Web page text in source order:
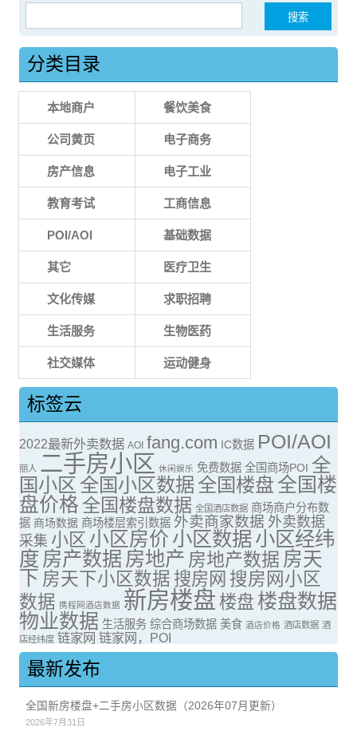
分类目录
本地商户 餐饮美食
公司黄页 电子商务
房产信息 电子工业
教育考试 工商信息
POI/AOI 基础数据
其它 医疗卫生
文化传媒 求职招聘
生活服务 生物医药
社交媒体 运动健身
标签云
2022最新外卖数据 AOI fang.com IC数据 POI/AOI
丽人 二手房小区 休闲娱乐 免费数据 全国商场POI 全
国小区 全国小区数据全国楼盘全国楼
盘价格 全国楼盘数据 全国酒店数据 商场商户分布数
据 商场数据 商场楼层索引数据 外卖商家数据 外卖数据
采集 小区 小区房价 小区数据小区经纬
度 房产数据 房地产 房地产数据 房天
下 房天下小区数据 搜房网 搜房网小区
数据 携程网酒店数据 新房楼盘 楼盘 楼盘数据
物业数据 生活服务 综合商场数据 美食 酒店价格 酒店数据 酒
店经纬度 链家网 链家网，POI
最新发布
全国新房楼盘+二手房小区数据（2026年07月更新）
2026年7月31日